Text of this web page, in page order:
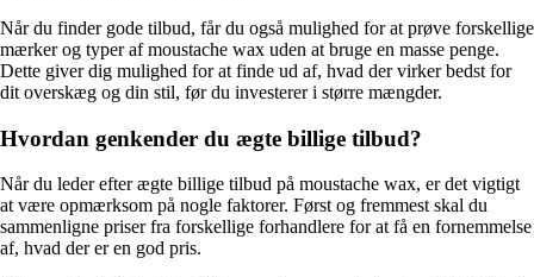
Når du finder gode tilbud, får du også mulighed for at prøve forskellige
mærker og typer af moustache wax uden at bruge en masse penge.
Dette giver dig mulighed for at finde ud af, hvad der virker bedst for
dit overskæg og din stil, før du investerer i større mængder.
Hvordan genkender du ægte billige tilbud?
Når du leder efter ægte billige tilbud på moustache wax, er det vigtigt
at være opmærksom på nogle faktorer. Først og fremmest skal du
sammenligne priser fra forskellige forhandlere for at få en fornemmelse
af, hvad der er en god pris.